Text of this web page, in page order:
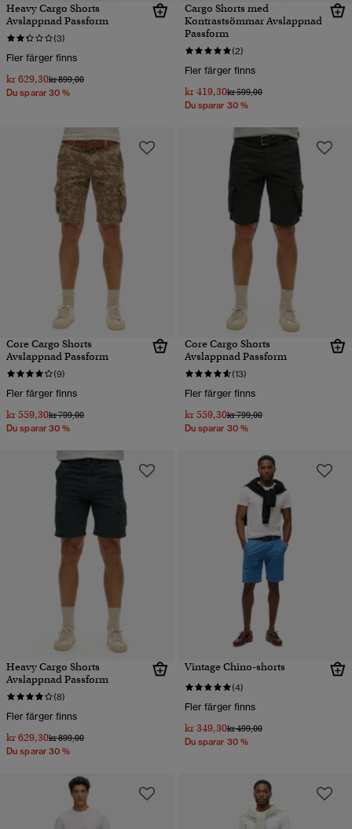
Heavy Cargo Shorts
Avslappnad Passform
(3)
Fler färger finns
kr 629,30Pris reducerat från
kr 899,00till
Du sparar 30 %
Cargo Shorts med
Kontrastsömmar Avslappnad
Passform
(2)
Fler färger finns
kr 419,30Pris reducerat från
kr 599,00till
Du sparar 30 %
Core Cargo Shorts
Avslappnad Passform
(9)
Fler färger finns
kr 559,30Pris reducerat från
kr 799,00till
Du sparar 30 %
Core Cargo Shorts
Avslappnad Passform
(13)
Fler färger finns
kr 559,30Pris reducerat från
kr 799,00till
Du sparar 30 %
Heavy Cargo Shorts
Avslappnad Passform
(8)
Fler färger finns
kr 629,30Pris reducerat från
kr 899,00till
Du sparar 30 %
Vintage Chino-shorts
(4)
Fler färger finns
kr 349,30Pris reducerat från
kr 499,00till
Du sparar 30 %